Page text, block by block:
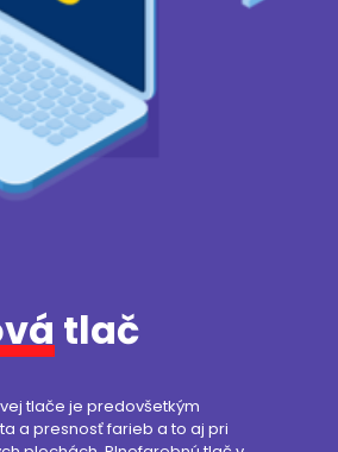
tlač
tlače je predovšetkým
a presnosť farieb a to aj pri